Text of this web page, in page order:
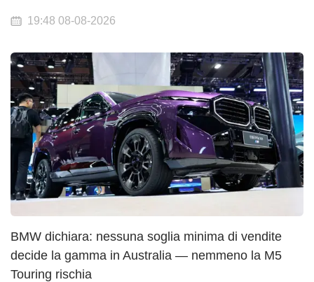
19:48 08-08-2026
BMW dichiara: nessuna soglia minima di vendite
decide la gamma in Australia — nemmeno la M5
Touring rischia